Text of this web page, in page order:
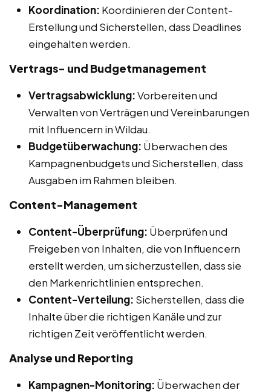
Koordination: Koordinieren der Content-
Erstellung und Sicherstellen, dass Deadlines
eingehalten werden.
Vertrags- und Budgetmanagement
Vertragsabwicklung:Vorbereiten und
Verwalten von Verträgen und Vereinbarungen
mit Influencern in Wildau.
Budgetüberwachung: Überwachen des
Kampagnenbudgets und Sicherstellen, dass
Ausgaben im Rahmen bleiben.
Content-Management
Content-Überprüfung: Überprüfen und
Freigeben von Inhalten, die von Influencern
erstellt werden, um sicherzustellen, dass sie
den Markenrichtlinien entsprechen.
Content-Verteilung: Sicherstellen, dass die
Inhalte über die richtigen Kanäle und zur
richtigen Zeit veröffentlicht werden.
Analyse und Reporting
Kampagnen-Monitoring: Überwachen der